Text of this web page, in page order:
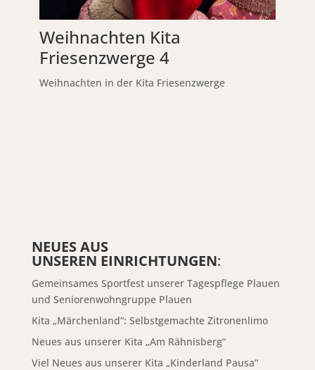
Weihnachten Kita
Friesenzwerge 4
Weihnachten in der Kita Friesenzwerge
NEUES AUS
UNSEREN EINRICHTUNGEN:
Gemeinsames Sportfest unserer Tagespflege Plauen
und Seniorenwohngruppe Plauen
Kita „Märchenland“: Selbstgemachte Zitronenlimo
Neues aus unserer Kita „Am Rähnisberg“
Viel Neues aus unserer Kita „Kinderland Pausa“